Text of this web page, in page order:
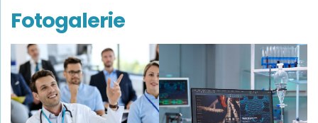
Fotogalerie